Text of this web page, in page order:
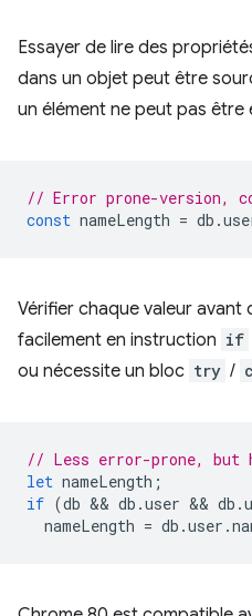
Essayer de lire des
dans un objet peut être
un élément ne peut pas être
// Error prone-version,
const nameLength = db .
Vérifier chaque valeur
facilement en instruction if
ou nécessite un bloc try /
// Less error-prone, but
let nameLength ;
if (db && db .user && db .
nameLength = db .user .